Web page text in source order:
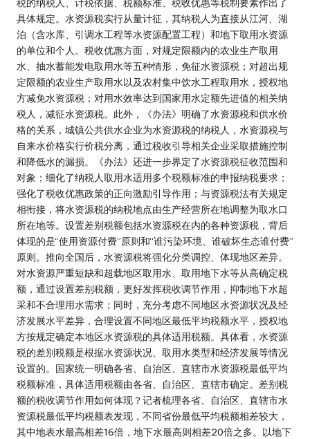
税的纳税人、计税依据、税额标准、税收优惠等税制要素作出了
具体规定。水资源税实行从量计征，其纳税人为直接从江河、湖
泊（含水库、引调水工程等水资源配置工程）和地下取用水资源
的单位和个人。税收优惠方面，对规定限额内的农业生产取用
水、抽水蓄能发电取用水等五种情形，免征水资源税；对超出规
定限额的农业生产取用水以及农村集中饮水工程取用水，授权地
方减免水资源税；对用水效率达到国家用水定额先进值的相关纳
税人，减征水资源税。此外，《办法》明确了水资源税和供水价
格的关系，城镇公共供水企业为水资源税的纳税人，水资源税与
自来水价格实行价税分离，通过税收引导相关企业采取措施控制
和降低水的漏损。《办法》还进一步界定了水资源税征收范围和
对象；细化了纳税人取用水适用多个税额标准的申报纳税要求；
强化了税收优惠政策的正向激励引导作用；与资源税法有关规定
相衔接，将水资源税的纳税地点由生产经营所在地调整为取水口
所在地等。设置差别税额包括水资源税在内的各种资源税，背后
体现的是“使用资源付费”原则和“谁污染环境、谁破坏生态谁付费”
原则。推向全国后，水资源税将强化分类调控、体现地区差异。
对水资源严重短缺和超载地区取用水、取用地下水等从高确定税
额，通过设置差别税额，更好发挥税收调节作用，抑制地下水超
采和不合理用水需求；同时，充分考虑不同地区水资源状况及经
济发展水平差异，合理设置不同地区最低平均税额水平，授权地
方按规定确定本地区水资源税的具体适用税额。具体看，水资源
税的差别税额是根据水资源状况、取用水类型和经济发展等情况
设置的。国家统一明确各省、自治区、直辖市水资源税最低平均
税额标准，具体适用税额由各省、自治区、直辖市确定。差别税
额的税收调节作用如何体现？记者梳理各省、自治区、直辖市水
资源税最低平均税额表发现，不同省份最低平均税额相差较大，
其中地表水最高相差16倍，地下水最高则相差20倍之多。以地下